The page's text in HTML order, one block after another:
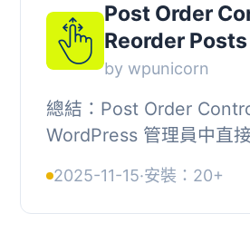
Post Order
Reorder
by wpunicorn
總結：Post Order
WordPress 管理員中直
2025-11-15·安裝：20+